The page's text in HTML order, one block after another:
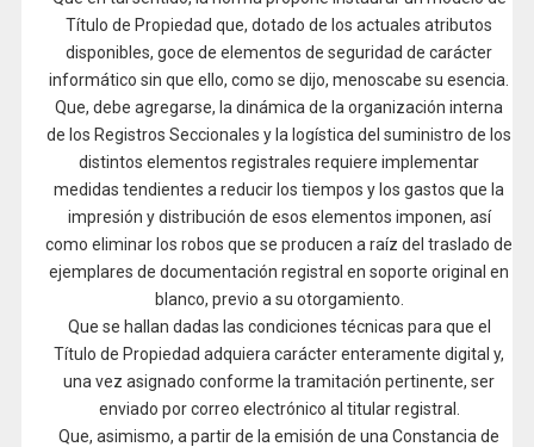
Título de Propiedad que, dotado de los actuales atributos
disponibles, goce de elementos de seguridad de carácter
informático sin que ello, como se dijo, menoscabe su esencia.
Que, debe agregarse, la dinámica de la organización interna
de los Registros Seccionales y la logística del suministro de los
distintos elementos registrales requiere implementar
medidas tendientes a reducir los tiempos y los gastos que la
impresión y distribución de esos elementos imponen, así
como eliminar los robos que se producen a raíz del traslado de
ejemplares de documentación registral en soporte original en
blanco, previo a su otorgamiento.
Que se hallan dadas las condiciones técnicas para que el
Título de Propiedad adquiera carácter enteramente digital y,
una vez asignado conforme la tramitación pertinente, ser
enviado por correo electrónico al titular registral.
Que, asimismo, a partir de la emisión de una Constancia de